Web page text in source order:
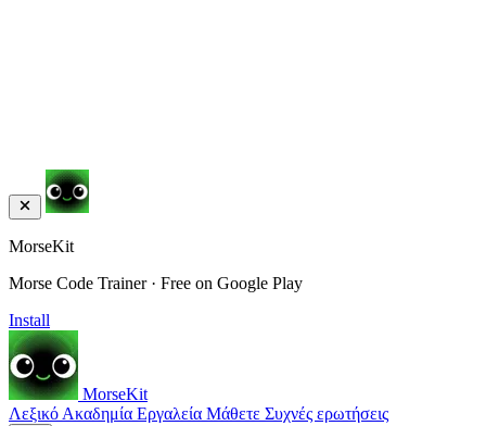
MorseKit
Morse Code Trainer · Free on Google Play
Install
MorseKit
Λεξικό Ακαδημία Εργαλεία Μάθετε Συχνές ερωτήσεις